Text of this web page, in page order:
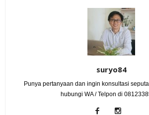
suryo84
Punya pertanyaan dan ingin konsultasi
hubungi WA / Telpon di